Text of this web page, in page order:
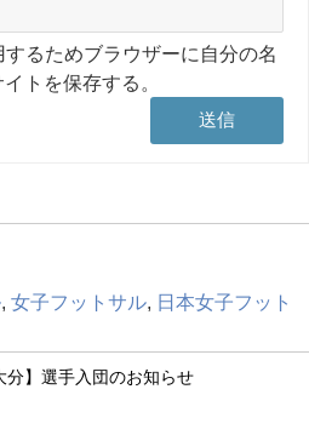
るためブラウザーに自分の名
トを保存する。
女子フットサル
日本女子フット
分】選手入団のお知らせ